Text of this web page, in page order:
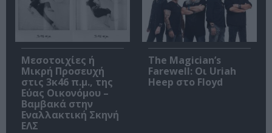
Μεσοτοιχίες ή
Μικρή Προσευχή
στις 3κ46 π.μ., της
Εύας Οικονόμου –
Βαμβακά στην
Εναλλακτική Σκηνή
ΕΛΣ
The Magician’s
Farewell: Οι Uriah
Heep στο Floyd